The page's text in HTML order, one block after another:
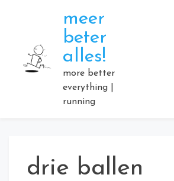
meer
beter
alles!
more better
everything |
running
drie ballen